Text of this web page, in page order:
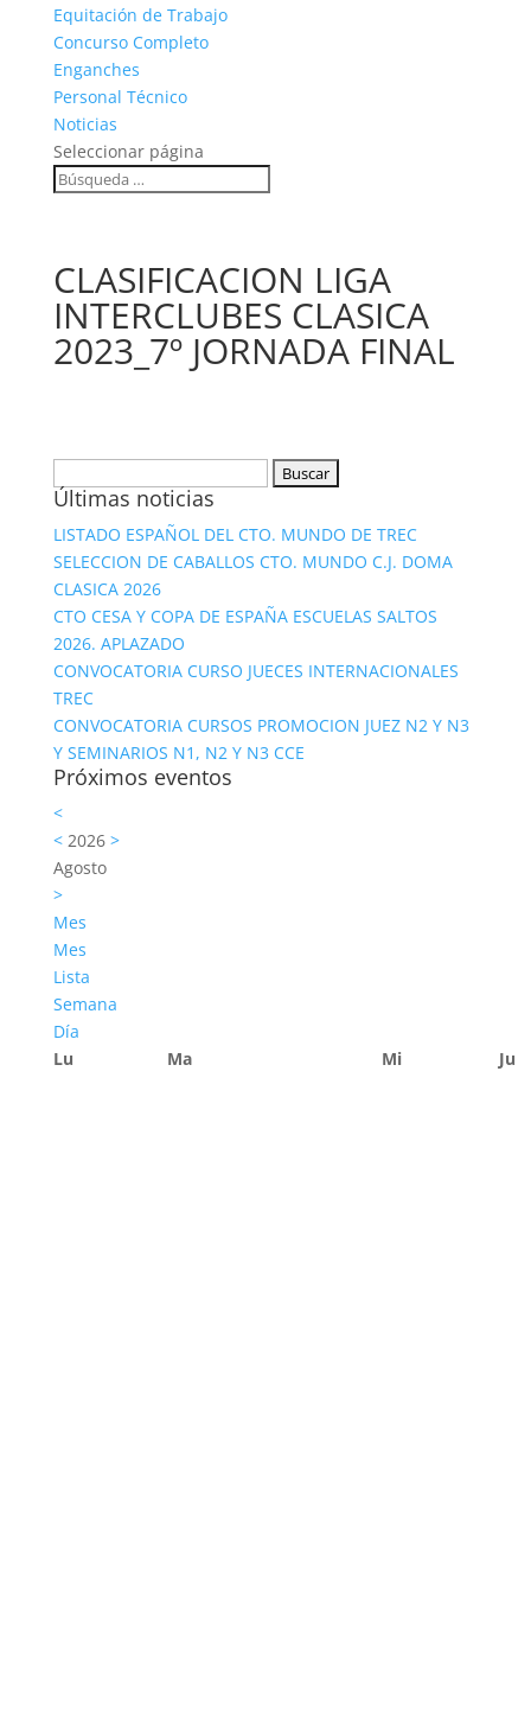
Equitación de Trabajo
Concurso Completo
Enganches
Personal Técnico
Noticias
Seleccionar página
CLASIFICACION LIGA
INTERCLUBES CLASICA
2023_7º JORNADA FINAL
Últimas noticias
LISTADO ESPAÑOL DEL CTO. MUNDO DE TREC
SELECCION DE CABALLOS CTO. MUNDO C.J. DOMA
CLASICA 2026
CTO CESA Y COPA DE ESPAÑA ESCUELAS SALTOS
2026. APLAZADO
CONVOCATORIA CURSO JUECES INTERNACIONALES
TREC
CONVOCATORIA CURSOS PROMOCION JUEZ N2 Y N3
Y SEMINARIOS N1, N2 Y N3 CCE
Próximos eventos
<
<2026 >
Agosto
>
Mes
Mes
Lista
Semana
Día
Lu
Ma Mi Ju